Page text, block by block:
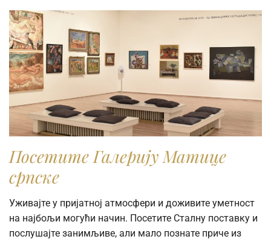
Посетите Галерију Матице
српске
Уживајте у пријатној атмосфери и доживите уметност
на најбољи могући начин. Посетите Сталну поставку и
послушајте занимљиве, али мало познате приче из